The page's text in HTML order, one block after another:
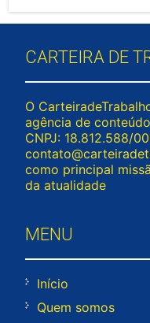
CARTEIRA DE
O
agência de
CNPJ: 18.812.588/
como principal
da atualidade
MENU
Início
Quem somos